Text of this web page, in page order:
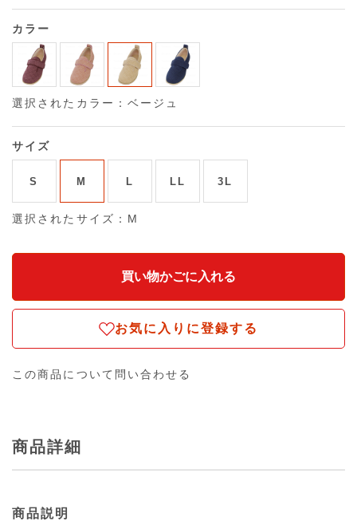
カラー
選択されたカラー：ベージュ
サイズ
S M L LL 3L
選択されたサイズ：M
お気に入りに登録する
この商品について問い合わせる
商品詳細
商品説明